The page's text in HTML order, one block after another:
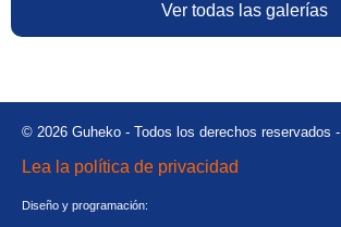
Ver todas las galerías
© 2026 Guheko - Todos los derechos reservados -
Lea la política de privacidad
Diseño y programación: